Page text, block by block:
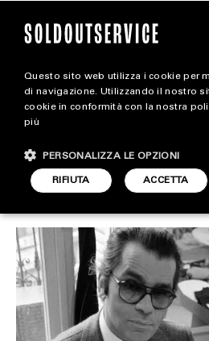
magazine
STYLE
I bozzetti
moda è arte
STYLE
6 MARZO 2025
Questo sito web utilizza i cookie per
di navigazione. Utilizzando il nostro
cookie in conformità con la nostra
più
ACCETTA
RIFIUTA
PERSONALIZZA LE OPZIONI